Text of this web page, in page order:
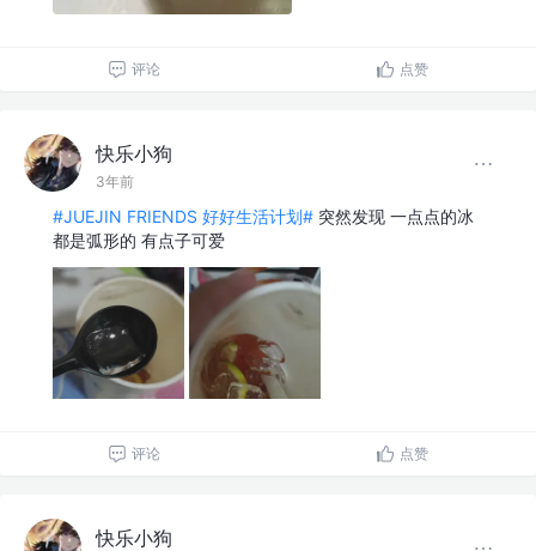
评论 点赞
快乐小狗
3年前
#JUEJIN FRIENDS 好好生活计划# 突然发现 一点点的冰
都是弧形的 有点子可爱
评论 点赞
快乐小狗